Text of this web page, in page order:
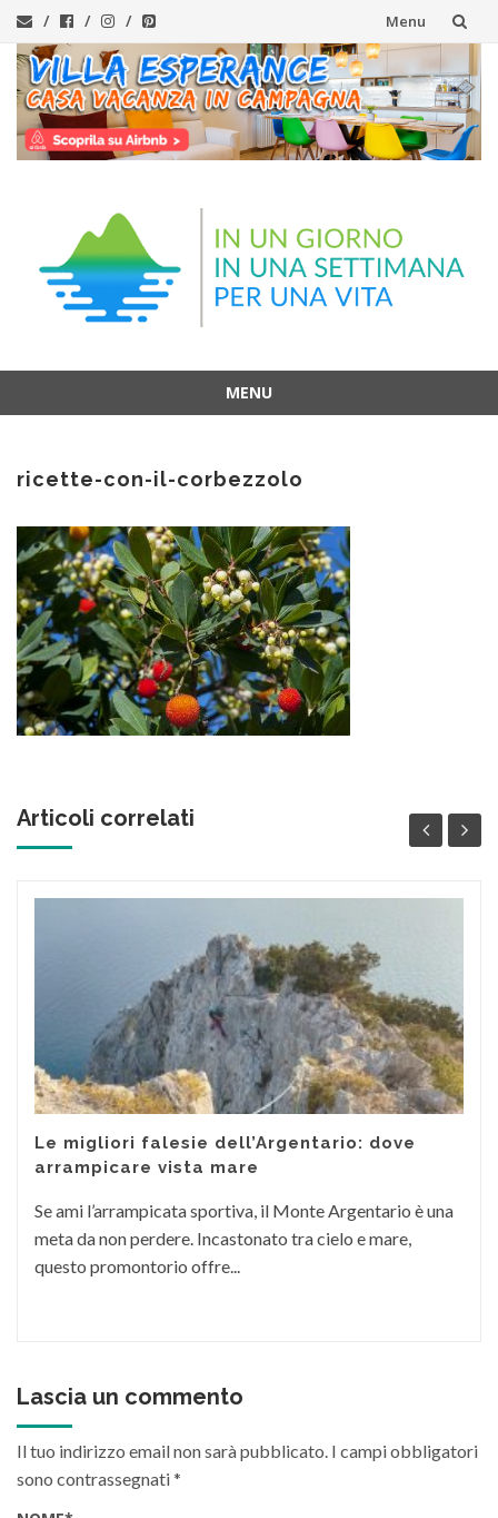
Menu
Vai
al
contenuto
MENU
contenuto
ricette-con-il-corbezzolo
Articoli correlati
Le migliori falesie dell’Argentario: dove
arrampicare vista mare
Se ami l’arrampicata sportiva, il Monte Argentario è una
meta da non perdere. Incastonato tra cielo e mare,
questo promontorio offre...
Lascia un commento
Il tuo indirizzo email non sarà pubblicato. I campi obbligatori
sono contrassegnati*